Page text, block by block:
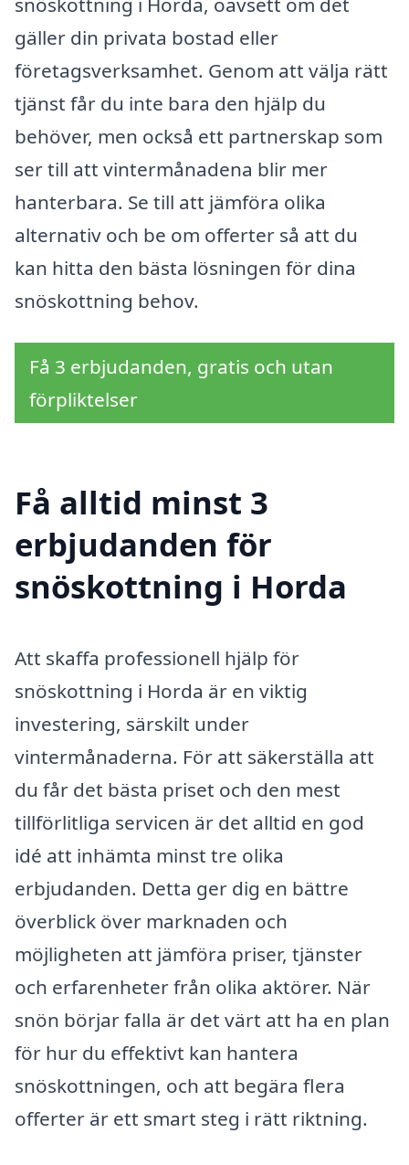
gäller din privata bostad eller
företagsverksamhet. Genom att välja rätt
tjänst får du inte bara den hjälp du
behöver, men också ett partnerskap som
ser till att vintermånadena blir mer
hanterbara. Se till att jämföra olika
alternativ och be om offerter så att du
kan hitta den bästa lösningen för dina
snöskottning behov.
Få 3 erbjudanden, gratis och utan
förpliktelser
Få alltid minst 3
erbjudanden för
snöskottning i Horda
Att skaffa professionell hjälp för
snöskottning i Horda är en viktig
investering, särskilt under
vintermånaderna. För att säkerställa att
du får det bästa priset och den mest
tillförlitliga servicen är det alltid en god
idé att inhämta minst tre olika
erbjudanden. Detta ger dig en bättre
överblick över marknaden och
möjligheten att jämföra priser, tjänster
och erfarenheter från olika aktörer. När
snön börjar falla är det värt att ha en plan
för hur du effektivt kan hantera
snöskottningen, och att begära flera
offerter är ett smart steg i rätt riktning.